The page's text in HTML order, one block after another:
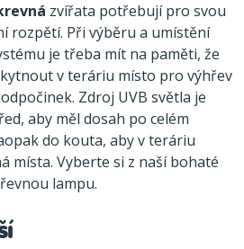
zvířata potřebují pro svou
rozpětí. Při výběru a umístění
je třeba mít na paměti, že
v teráriu místo pro výhřev
Zdroj UVB světla je
aby měl dosah po celém
do kouta, aby v teráriu
místa. Vyberte si z naší bohaté
lampu.